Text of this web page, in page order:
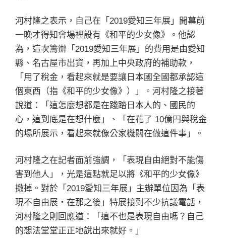
河村隆之表示，自己在「2019愛知三年展」開幕前
一晚才得知會場裡設有《和平的少女像》。他認
為，這次籌辦「2019愛知三年展」的費用是由愛知
縣、名古屋市出資，再加上中央政府的補助款，
「用了稅金，看起來就是要讓日本國全國都承認這
個東西（指《和平的少女像》）」。河村隆之接著
說道：「這怎麼想都是在踐踏日本人的、國民的
心，這到底是在想什麼」、「在花了 10億円與稅金
的場所展示，看起來就像公家機關在做這件事」。
河村隆之在記者面前強調，「表現自由絕對不能傷
害到他人」，光是這點就足以將《和平的少女像》
撤掉。對於「2019愛知三年展」主辦單位因為「表
現不自由展・在那之後」特展接到不少抗議電話，
河村隆之則回應道：「這不也是表現自由嗎？自己
的想法堂堂正正地說出來就好。」